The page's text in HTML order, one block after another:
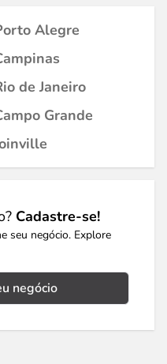
Alegre
de Janeiro
Grande
Cadastre-se!
seu negócio. Explore
negócio